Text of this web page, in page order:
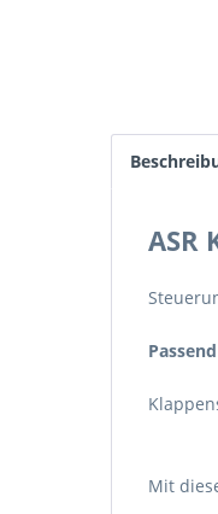
ASR
Mit